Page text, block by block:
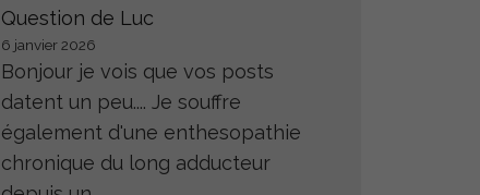
Question de Luc
6 janvier 2026
Bonjour je vois que vos posts
datent un peu.... Je souffre
également d'une enthesopathie
chronique du long adducteur